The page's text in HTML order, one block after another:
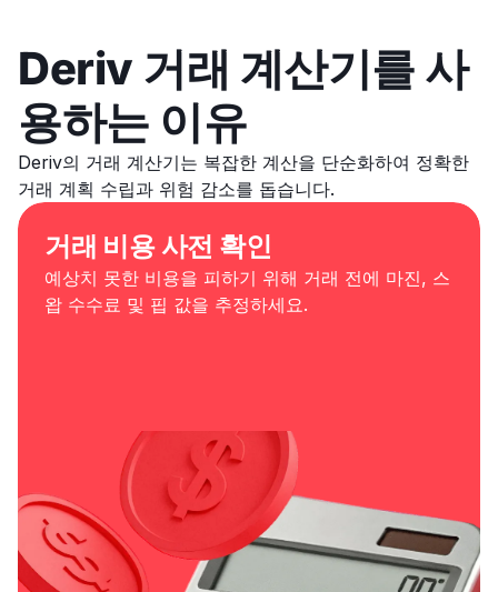
Deriv 거래 계산기를 사
용하는 이유
Deriv의 거래 계산기는 복잡한 계산을 단순화하여 정확한
거래 계획 수립과 위험 감소를 돕습니다.
거래 비용 사전 확인
예상치 못한 비용을 피하기 위해 거래 전에 마진, 스
왑 수수료 및 핍 값을 추정하세요.